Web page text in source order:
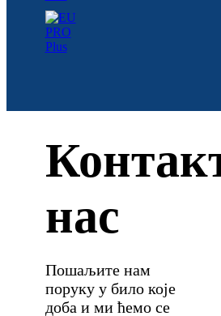
нас
Пошаљите нам
поруку у било које
доба и ми ћемо се